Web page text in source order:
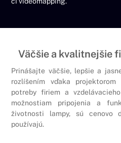
Väčšie a kvalitnejšie
Prinášajte väčšie, lepšie a
rozlíšením vďaka
potreby firiem a
možnostiam pripojenia a
životnosti lampy, sú cenovo
používajú.